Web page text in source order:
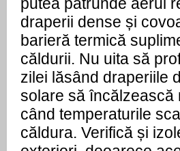
draperii dense și
barieră termică
căldurii. Nu uita să
zilei lăsând draperiile
solare să încălzească
când temperaturile
căldura. Verifică și